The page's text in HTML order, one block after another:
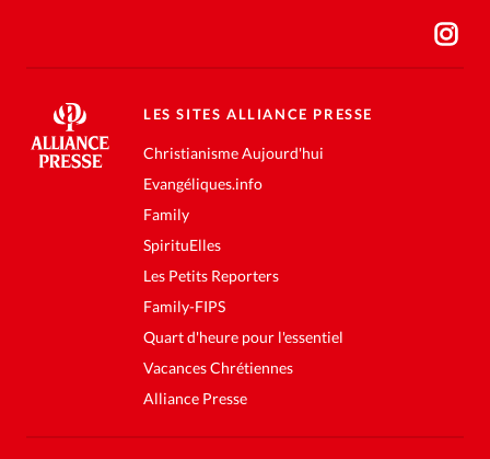
LES SITES ALLIANCE PRESSE
Christianisme Aujourd'hui
Evangéliques.info
Family
SpirituElles
Les Petits Reporters
Family-FIPS
Quart d'heure pour l'essentiel
Vacances Chrétiennes
Alliance Presse